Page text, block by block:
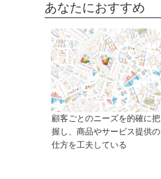
あなたにおすすめ
顧客ごとのニーズを的確に把
握し、商品やサービス提供の
仕方を工夫している